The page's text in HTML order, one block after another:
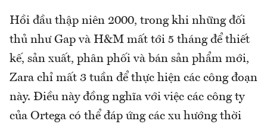
Hồi đầu thập niên 2000, trong khi những đối
thủ như Gap và H&M mất tới 5 tháng để thiết
kế, sản xuất, phân phối và bán sản phẩm mới,
Zara chỉ mất 3 tuần để thực hiện các công đoạn
này. Điều này đồng nghĩa với việc các công ty
của Ortega có thể đáp ứng các xu hướng thời